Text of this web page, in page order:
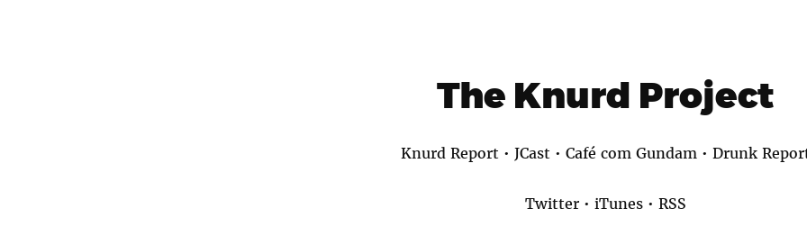
The Knurd Project
Knurd Report • JCast • Café com Gundam • Drunk
Twitter • iTunes • RSS